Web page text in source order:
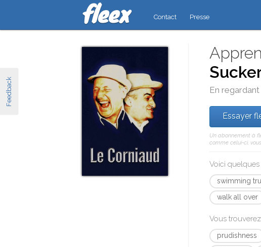
Feedback
Contact Presse
En
Essayer
Un abonnement à
comme celui-ci,
Voici
swimming
walk all over
Vous
prudishness